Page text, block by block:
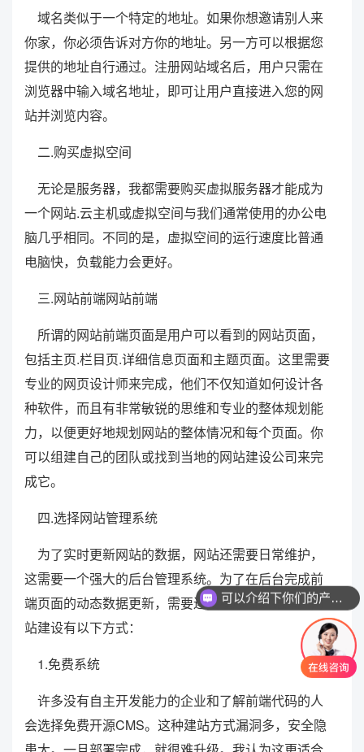
域名类似于一个特定的地址。如果你想邀请别人来
你家，你必须告诉对方你的地址。另一方可以根据您
提供的地址自行通过。注册网站域名后，用户只需在
浏览器中输入域名地址，即可让用户直接进入您的网
站并浏览内容。
二.购买虚拟空间
无论是服务器，我都需要购买虚拟服务器才能成为
一个网站.云主机或虚拟空间与我们通常使用的办公电
脑几乎相同。不同的是，虚拟空间的运行速度比普通
电脑快，负载能力会更好。
三.网站前端网站前端
所谓的网站前端页面是用户可以看到的网站页面，
包括主页.栏目页.详细信息页面和主题页面。这里需要
专业的网页设计师来完成，他们不仅知道如何设计各
种软件，而且有非常敏锐的思维和专业的整体规划能
力，以便更好地规划网站的整体情况和每个页面。你
可以组建自己的团队或找到当地的网站建设公司来完
成它。
四.选择网站管理系统
为了实时更新网站的数据，网站还需要日常维护，
这需要一个强大的后台管理系统。为了在后台完成前
端页面的动态数据更新，需要连接程序和数据库。网
站建设有以下方式：
1.免费系统
许多没有自主开发能力的企业和了解前端代码的人
会选择免费开源CMS。这种建站方式漏洞多，安全隐
可以介绍下你们的产品么？